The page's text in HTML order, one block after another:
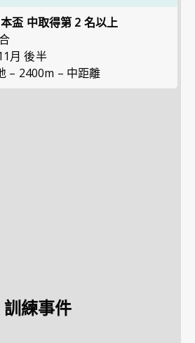
盃 中取得第 2 名以上
月 後半
– 2400m – 中距離
訓練事件